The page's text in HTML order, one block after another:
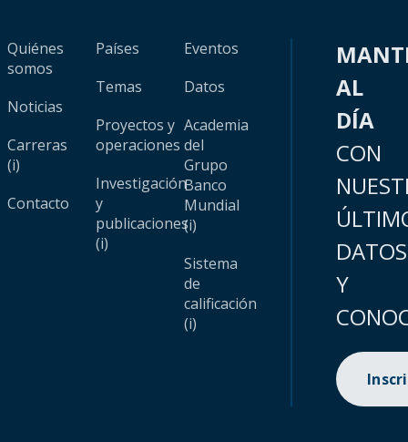
Quiénes
somos
Noticias
Carreras
(i)
Contacto
Países
Temas
Proyectos y
operaciones
Investigación
y
publicaciones
(i)
Eventos
Datos
Academia
del
Grupo
Banco
Mundial
(i)
Sistema
de
calificación
(i)
AL
DÍA
CON
DATOS
Y